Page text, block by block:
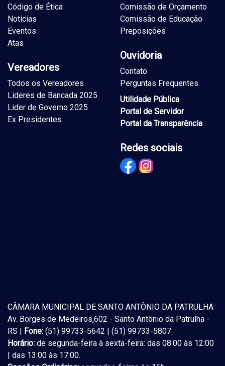
Código de Ética
Notícias
Eventos
Atas
Vereadores
Todos os Vereadores
Lideres de Bancada 2025
Lider de Governo 2025
Ex Presidentes
Comissão de Orçamento
Comissão de Educação
Preposições
Ouvidoria
Contato
Perguntas Frequentes
Utilidade Pública
Portal de Servidor
Portal da Transparência
Redes sociais
CÂMARA MUNICIPAL DE SANTO ANTÔNIO DA PATRULHA
Av. Borges de Medeiros,602 - Santo Antônio da Patrulha -
RS |
Fone: (51) 99733-5642 | (51) 99733-5807
Horário: de segunda-feira à sexta-feira: das 08:00 às 12:00
| das 13:00 às 17:00.